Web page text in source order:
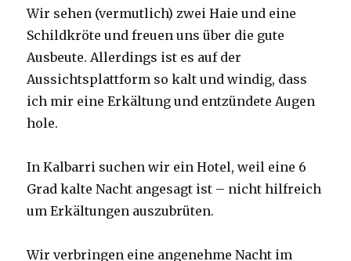
Wir sehen (vermutlich) zwei Haie und eine
Schildkröte und freuen uns über die gute
Ausbeute. Allerdings ist es auf der
Aussichtsplattform so kalt und windig, dass
ich mir eine Erkältung und entzündete Augen
hole.
In Kalbarri suchen wir ein Hotel, weil eine 6
Grad kalte Nacht angesagt ist – nicht hilfreich
um Erkältungen auszubrüten.
Wir verbringen eine angenehme Nacht im